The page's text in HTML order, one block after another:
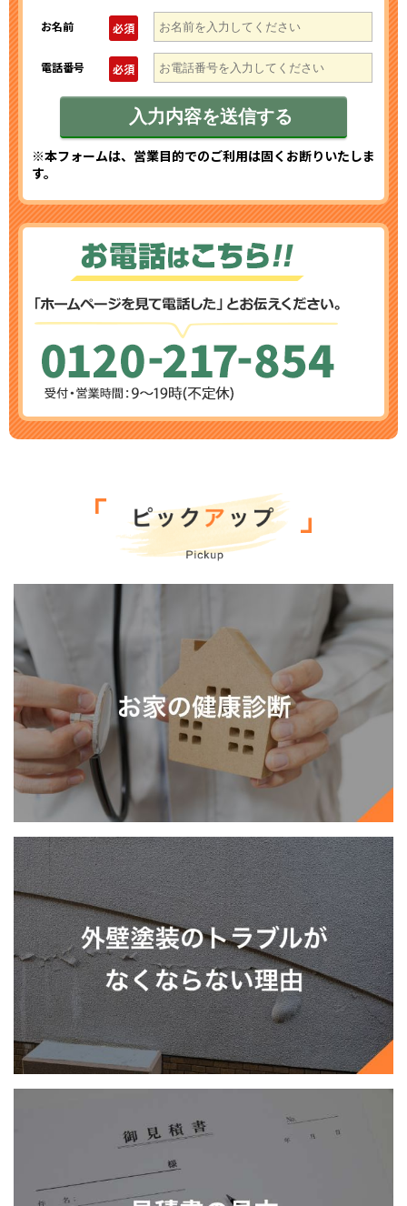
お名前 必須
電話番号 必須
※本フォームは、営業目的でのご利用は固くお断りいたしま
す。